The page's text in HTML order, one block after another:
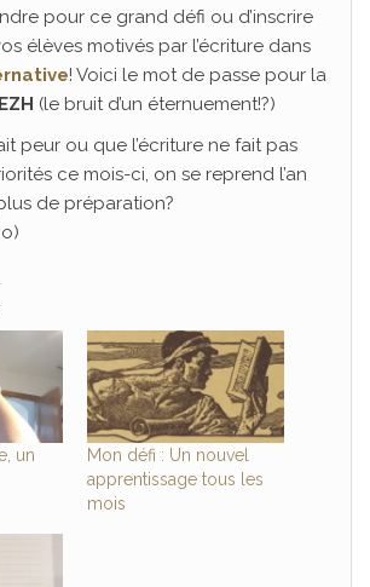
pour ce grand défi ou d’inscrire
élèves motivés par l’écriture dans
! Voici le mot de passe pour la
(le bruit d’un éternuement!?)
peur ou que l’écriture ne fait pas
ce mois-ci, on se reprend l’an
de préparation?
un
Mon défi : Un nouvel
apprentissage tous les
mois